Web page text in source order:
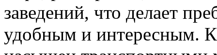
заведений, что делает
удобным и интересным.